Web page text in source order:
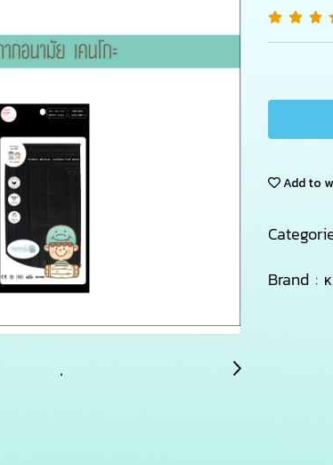
Add to
Brand :